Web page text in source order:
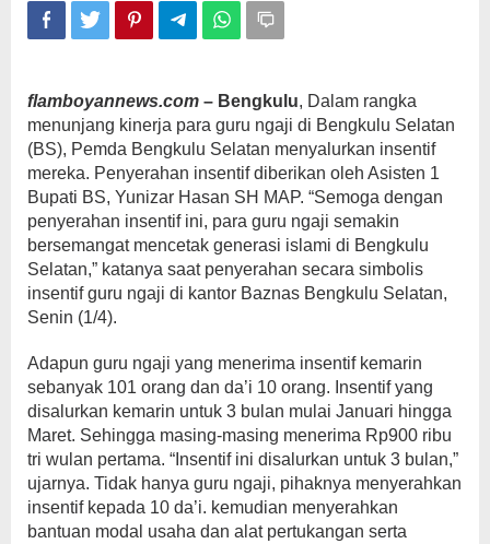
flamboyannews.com – Bengkulu, Dalam rangka
menunjang kinerja para guru ngaji di Bengkulu Selatan
(BS), Pemda Bengkulu Selatan menyalurkan insentif
mereka. Penyerahan insentif diberikan oleh Asisten 1
Bupati BS, Yunizar Hasan SH MAP. “Semoga dengan
penyerahan insentif ini, para guru ngaji semakin
bersemangat mencetak generasi islami di Bengkulu
Selatan,” katanya saat penyerahan secara simbolis
insentif guru ngaji di kantor Baznas Bengkulu Selatan,
Senin (1/4).
Adapun guru ngaji yang menerima insentif kemarin
sebanyak 101 orang dan da’i 10 orang. Insentif yang
disalurkan kemarin untuk 3 bulan mulai Januari hingga
Maret. Sehingga masing-masing menerima Rp900 ribu
tri wulan pertama. “Insentif ini disalurkan untuk 3 bulan,”
ujarnya. Tidak hanya guru ngaji, pihaknya menyerahkan
insentif kepada 10 da’i. kemudian menyerahkan
bantuan modal usaha dan alat pertukangan serta